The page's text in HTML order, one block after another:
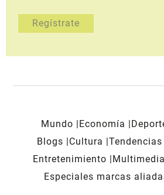
Mundo Economía
Blogs
Cultura Tendencias
Entretenimiento
Multimedia
Especiales marcas